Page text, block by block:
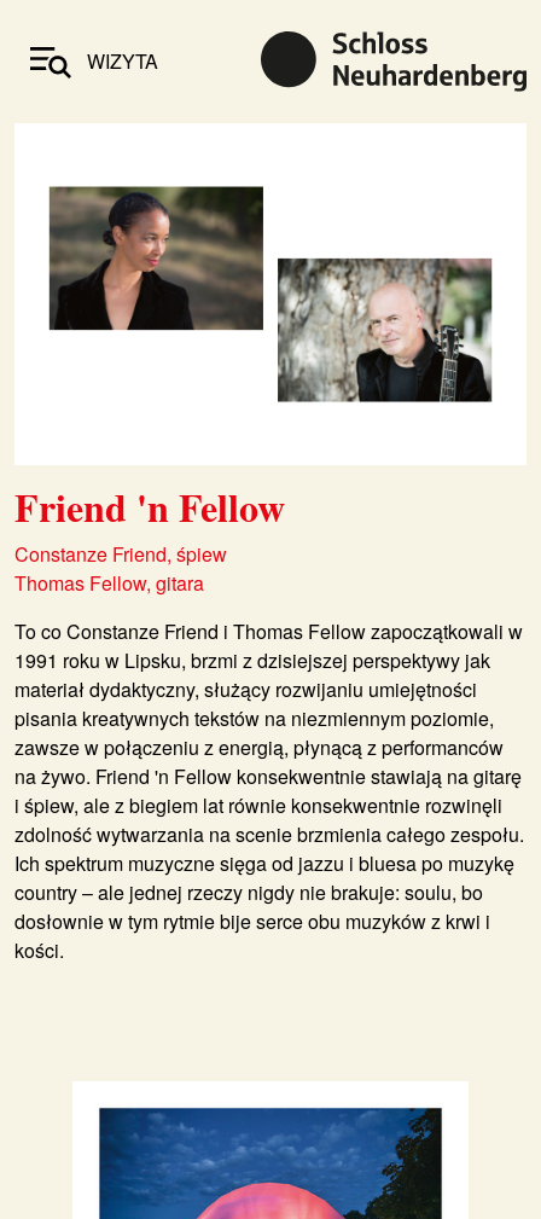
WIZYTA
Friend 'n Fellow
Constanze Friend, śpiew
Thomas Fellow, gitara
To coConstanze Friend i Thomas Fellowzapoczątkowali w
1991 roku w Lipsku, brzmi z dzisiejszej perspektywy jak
materiał dydaktyczny, służący rozwijaniu umiejętności
pisania kreatywnych tekstów na niezmiennym poziomie,
zawsze w połączeniu z energią, płynącą z performanców
na żywo. Friend 'n Fellow konsekwentnie stawiają na gitarę
i śpiew, ale z biegiem lat równie konsekwentnie rozwinęli
zdolność wytwarzania na scenie brzmienia całego zespołu.
Ich spektrum muzyczne sięga od jazzu i bluesa po muzykę
country – ale jednej rzeczy nigdy nie brakuje: soulu, bo
dosłownie w tym rytmie bije serce obu muzyków z krwi i
kości.